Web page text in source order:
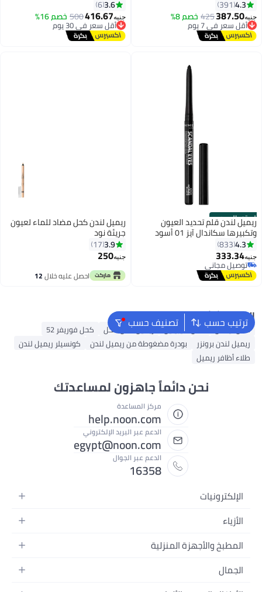
جلامير
4.3
391
جنيه387.50
425 خصم 8%
أقل سعر في 7 يوم
توصيل مجاني
أقل سعر في 7 يوم
جرام
3.6
6
جنيه416.67
500 خصم 16%
أقل سعر في 30 يوم
توصيل مجاني
أقل سعر في 30 يوم
الستور الرسمي
ريميل لندن قلم تحديد العيون
وتكبيرها سكاندال آيز 01 أسود
كثيف
4.3
833
جنيه333.34
توصيل مجاني
توصيل مجاني
ريميل لندن كحل مضاد للماء لعيون
جريئة نود
3.9
17
جنيه250
احصل عليه خلال12
ترتيب حسب تصنيف حسب البحث الشائع
كحل نيكس كحل مايبيلين ريميل لندن كحل
كحل فوريفر 52
ريميل لندن برونزر
بودرة مضغوطة من ريميل لندن
كونسيلر ريميل لندن
طلاء أظافر ريميل
نحن دائماً جاهزون لمساعدتك
مركز المساعدة
help.noon.com
الدعم عبر البريد الإلكتروني
egypt@noon.com
الدعم عبر الجوال
16358
الإلكترونيات
الهواتف المتحركة
أجهزة الكمبيوتر المحمولة
الأجهزة المنزلية
الأزياء
أزياء نسائية
أزياء البنات
المطبخ والأجهزة المنزلية
المطبخ وأدوات الطعام
الجمال